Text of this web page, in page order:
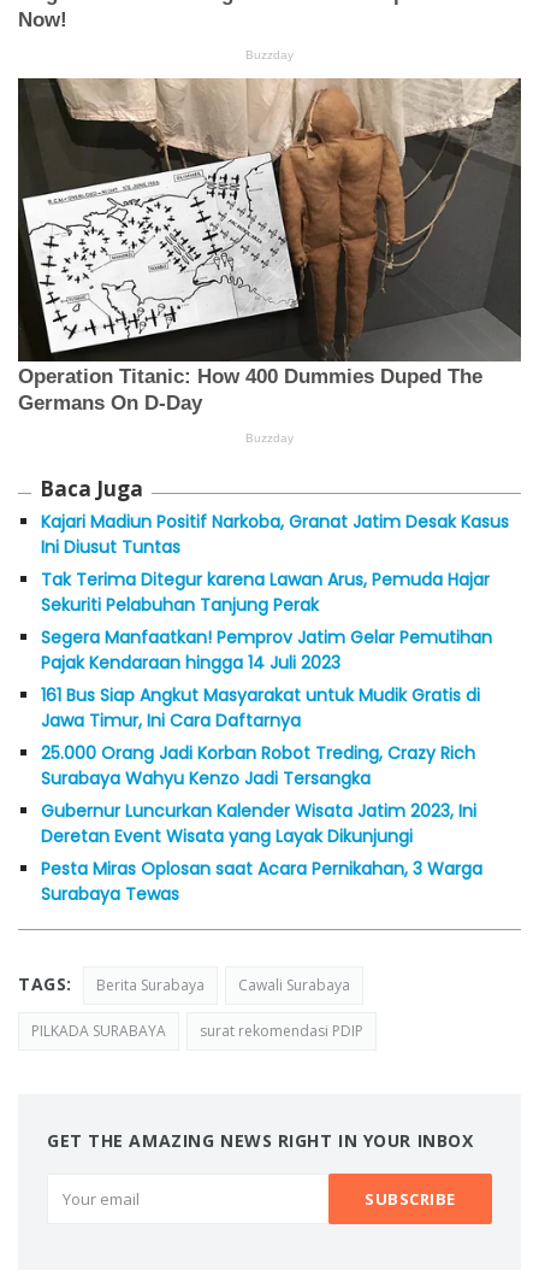
Baca Juga
Kajari Madiun Positif Narkoba, Granat Jatim Desak Kasus
Ini Diusut Tuntas
Tak Terima Ditegur karena Lawan Arus, Pemuda Hajar
Sekuriti Pelabuhan Tanjung Perak
Segera Manfaatkan! Pemprov Jatim Gelar Pemutihan
Pajak Kendaraan hingga 14 Juli 2023
161 Bus Siap Angkut Masyarakat untuk Mudik Gratis di
Jawa Timur, Ini Cara Daftarnya
25.000 Orang Jadi Korban Robot Treding, Crazy Rich
Surabaya Wahyu Kenzo Jadi Tersangka
Gubernur Luncurkan Kalender Wisata Jatim 2023, Ini
Deretan Event Wisata yang Layak Dikunjungi
Pesta Miras Oplosan saat Acara Pernikahan, 3 Warga
Surabaya Tewas
TAGS: Berita Surabaya Cawali Surabaya
PILKADA SURABAYA surat rekomendasi PDIP
GET THE AMAZING NEWS RIGHT IN YOUR INBOX